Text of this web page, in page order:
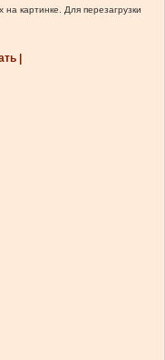
картинке. Для перезагрузки
|